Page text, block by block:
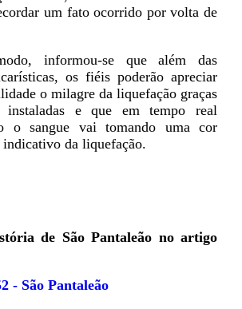
um fato ocorrido por volta de
informou-se que além das
os fiéis poderão apreciar
o milagre da liquefação graças
instaladas e que em tempo real
o sangue vai tomando uma cor
da liquefação.
de São Pantaleão no artigo
- São Pantaleão